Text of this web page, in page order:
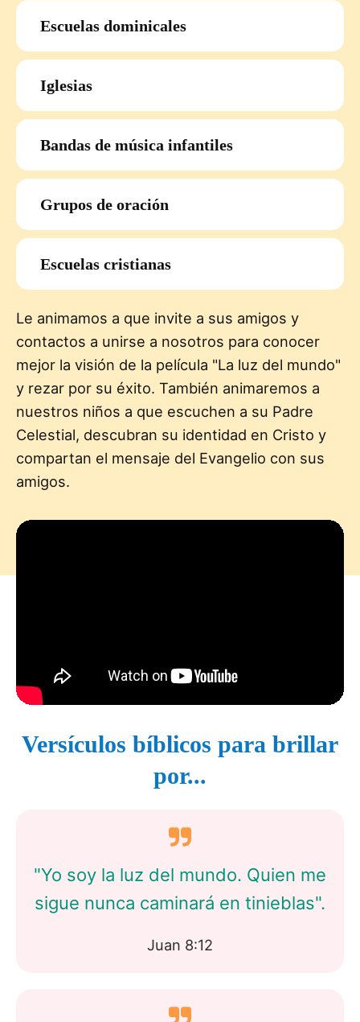
Escuelas dominicales
Iglesias
Bandas de música infantiles
Grupos de oración
Escuelas cristianas
Le animamos a que invite a sus amigos y
contactos a unirse a nosotros para conocer
mejor la visión de la película "La luz del mundo"
y rezar por su éxito. También animaremos a
nuestros niños a que escuchen a su Padre
Celestial, descubran su identidad en Cristo y
compartan el mensaje del Evangelio con sus
amigos.
Versículos bíblicos para brillar
por...
"Yo soy la luz del mundo. Quien me
sigue nunca caminará en tinieblas".
Juan 8:12